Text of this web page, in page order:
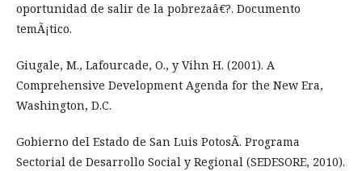
oportunidad de salir de la pobrezaâ€?. Documento
temÃ¡tico.
Giugale, M., Lafourcade, O., y Vihn H. (2001). A
Comprehensive Development Agenda for the New Era,
Washington, D.C.
Gobierno del Estado de San Luis PotosÃ­. Programa
Sectorial de Desarrollo Social y Regional (SEDESORE, 2010).